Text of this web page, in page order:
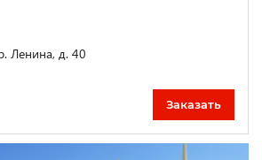
Ленина, д. 40
Заказать